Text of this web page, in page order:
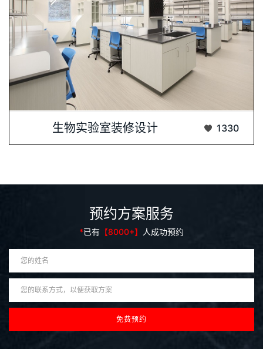
生物实验室装修设计 1330
预约方案服务
*已有 【8000+】 人成功预约